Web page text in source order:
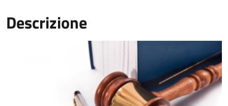
Descrizione